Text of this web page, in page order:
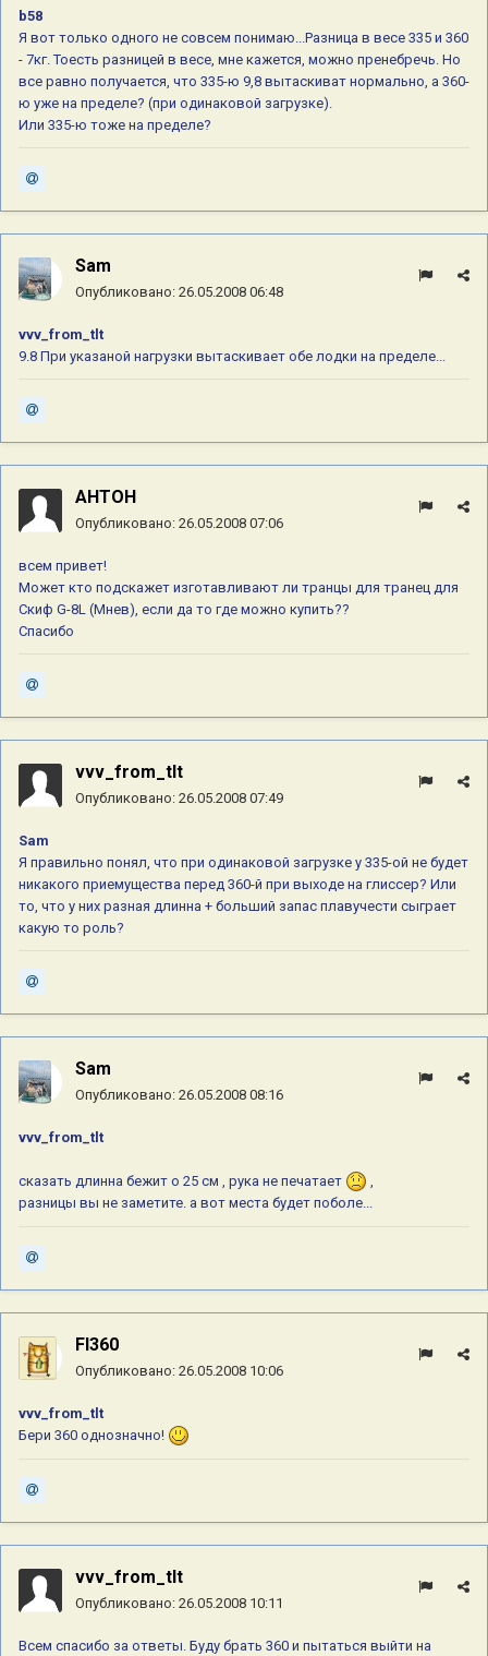
b58
Я вот только одного не совсем понимаю...Разница в весе 335 и 360
- 7кг. Тоесть разницей в весе, мне кажется, можно пренебречь. Но
все равно получается, что 335-ю 9,8 вытаскиват нормально, а 360-
ю уже на пределе? (при одинаковой загрузке).
Или 335-ю тоже на пределе?
Sam
Опубликовано: 26.05.2008 06:48
vvv_from_tlt
9.8 При указаной нагрузки вытаскивает обе лодки на пределе...
AHTOH
Опубликовано: 26.05.2008 07:06
всем привет!
Может кто подскажет изготавливают ли транцы для транец для
Скиф G-8L (Мнев), если да то где можно купить??
Спасибо
vvv_from_tlt
Опубликовано: 26.05.2008 07:49
Sam
Я правильно понял, что при одинаковой загрузке у 335-ой не будет
никакого приемущества перед 360-й при выходе на глиссер? Или
то, что у них разная длинна + больший запас плавучести сыграет
какую то роль?
Sam
Опубликовано: 26.05.2008 08:16
vvv_from_tlt
сказать длинна бежит о 25 см , рука не печатает
разницы вы не заметите. а вот места будет поболе...
Fl360
Опубликовано: 26.05.2008 10:06
vvv_from_tlt
Бери 360 однозначно!
vvv_from_tlt
Опубликовано: 26.05.2008 10:11
Всем спасибо за ответы. Буду брать 360 и пытаться выйти на